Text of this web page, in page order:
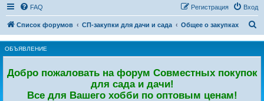
FAQ Вход
Регистрация
Список форумов СП-закупки для дачи и сада Общее о закупках
ОБЪЯВЛЕНИЕ
Добро пожаловать на форум Совместных покупок
для сада и дачи!
Все для Вашего хобби по оптовым ценам!